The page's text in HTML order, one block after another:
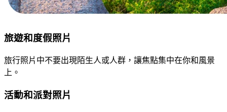
旅遊和度假照片
旅行照片中不要出現陌生人或人群，讓焦點集中在你和風景
上。
活動和派對照片